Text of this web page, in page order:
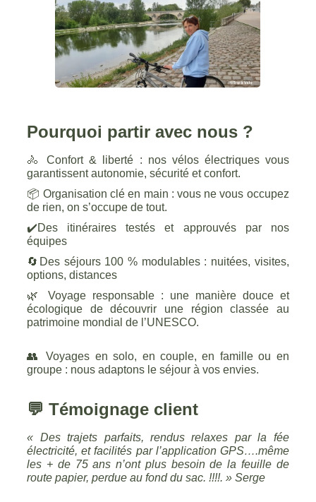
Pourquoi partir avec nous ?
🚴 Confort & liberté : nos vélos électriques vous
garantissent autonomie, sécurité et confort.
📦 Organisation clé en main : vous ne vous occupez
de rien, on s’occupe de tout.
✔️Des itinéraires testés et approuvés par nos
équipes
🔄Des séjours 100 % modulables : nuitées, visites,
options, distances
🌿 Voyage responsable : une manière douce et
écologique de découvrir une région classée au
patrimoine mondial de l’UNESCO.
👥 Voyages en solo, en couple, en famille ou en
groupe : nous adaptons le séjour à vos envies.
💬Témoignage client
« Des trajets parfaits, rendus relaxes par la fée
électricité, et facilités par l’application GPS….même
les + de 75 ans n’ont plus besoin de la feuille de
route papier, perdue au fond du sac. !!!!. » Serge